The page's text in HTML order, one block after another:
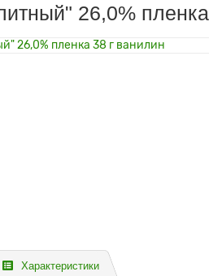
26,0%
Характеристики